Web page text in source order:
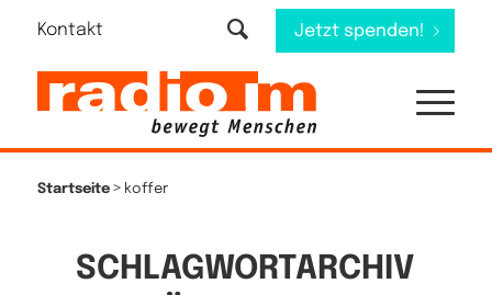
Kontakt Jetzt spenden!
Startseite> koffer
SCHLAGWORTARCHIV